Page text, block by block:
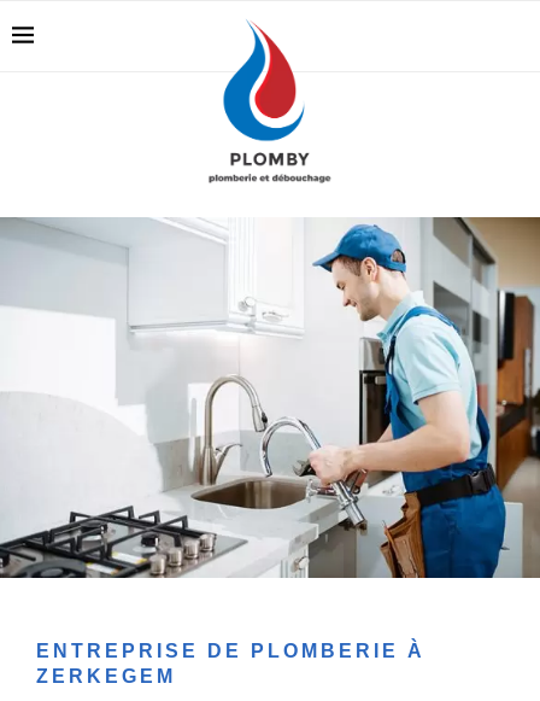
ENTREPRISE DE PLOMBERIE À
ZERKEGEM